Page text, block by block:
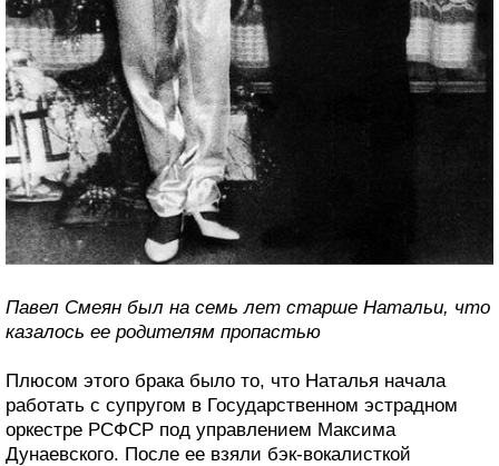
Павел Смеян был на семь лет старше Натальи, что
казалось ее родителям пропастью
Плюсом этого брака было то, что Наталья начала
работать с супругом в Государственном эстрадном
оркестре РСФСР под управлением Максима
Дунаевского. После ее взяли бэк-вокалисткой